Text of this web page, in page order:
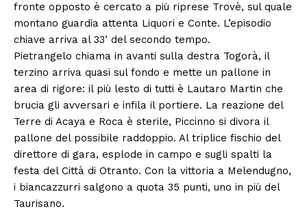
fronte opposto è cercato a più riprese Trovè, sul quale
montano guardia attenta Liquori e Conte. L’episodio
chiave arriva al 33’ del secondo tempo.
Pietrangelo chiama in avanti sulla destra Togorà, il
terzino arriva quasi sul fondo e mette un pallone in
area di rigore: il più lesto di tutti è Lautaro Martin che
brucia gli avversari e infila il portiere. La reazione del
Terre di Acaya e Roca è sterile, Piccinno si divora il
pallone del possibile raddoppio. Al triplice fischio del
direttore di gara, esplode in campo e sugli spalti la
festa del Città di Otranto. Con la vittoria a Melendugno,
i biancazzurri salgono a quota 35 punti, uno in più del
Taurisano.